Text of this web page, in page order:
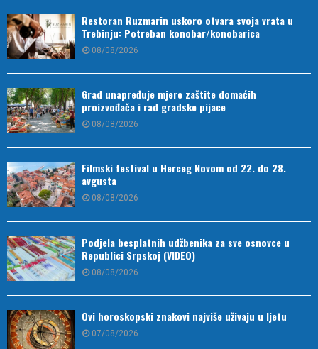
Restoran Ruzmarin uskoro otvara svoja vrata u
Trebinju: Potreban konobar/konobarica
08/08/2026
Grad unapređuje mjere zaštite domaćih
proizvođača i rad gradske pijace
08/08/2026
Filmski festival u Herceg Novom od 22. do 28.
avgusta
08/08/2026
Podjela besplatnih udžbenika za sve osnovce u
Republici Srpskoj (VIDEO)
08/08/2026
Ovi horoskopski znakovi najviše uživaju u ljetu
07/08/2026